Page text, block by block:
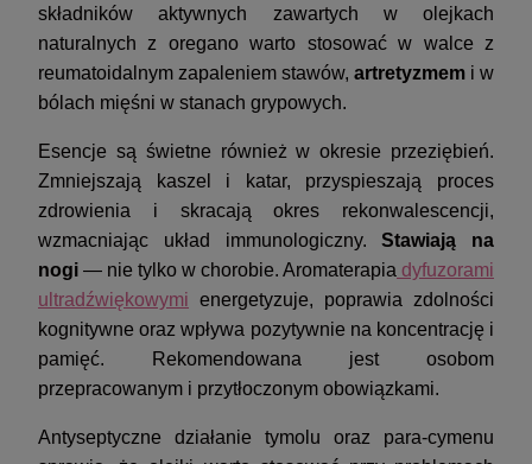
składników aktywnych zawartych w olejkach
naturalnych z oregano warto stosować w walce z
reumatoidalnym zapaleniem stawów, artretyzmem i w
bólach mięśni w stanach grypowych.
Esencje są świetne również w okresie przeziębień.
Zmniejszają kaszel i katar, przyspieszają proces
zdrowienia i skracają okres rekonwalescencji,
wzmacniając układ immunologiczny.Stawiają na
nogi — nie tylko w chorobie. Aromaterapia dyfuzorami
ultradźwiękowymi energetyzuje, poprawia zdolności
kognitywne oraz wpływa pozytywnie na koncentrację i
pamięć. Rekomendowana jest osobom
przepracowanym i przytłoczonym obowiązkami.
Antyseptyczne działanie tymolu oraz para-cymenu